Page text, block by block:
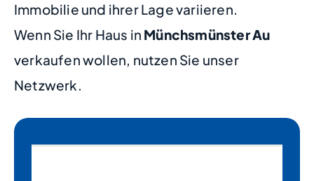
Immobilie und ihrer Lage variieren.
Wenn Sie Ihr Haus in Münchsmünster Au
verkaufen wollen, nutzen Sie unser
Netzwerk.